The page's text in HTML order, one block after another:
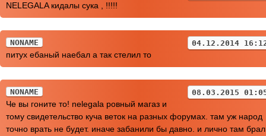
NELEGALA кидалы сука , !!!!!
NONAME 04.12.2014
питух ебаный наебал а так стелил то
NONAME 08.03.2015
Че вы гоните то! nelegala ровный магаз и
тому свидетельство куча веток на разных форумах. там уж народ
точно врать не будет. иначе забанили бы давно. и лично там брал